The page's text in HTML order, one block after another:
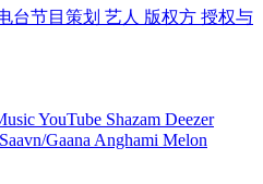
台节目策划 艺人 版权方 授权与
YouTube Shazam Deezer
Gaana Anghami Melon